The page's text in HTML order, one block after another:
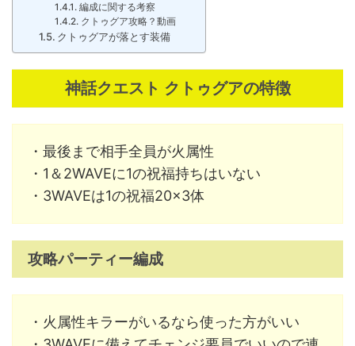
編成に関する考察
クトゥグア攻略？動画
クトゥグアが落とす装備
神話クエスト クトゥグアの特徴
・最後まで相手全員が火属性
・1＆2WAVEに1の祝福持ちはいない
・3WAVEは1の祝福20×3体
攻略パーティー編成
・火属性キラーがいるなら使った方がいい